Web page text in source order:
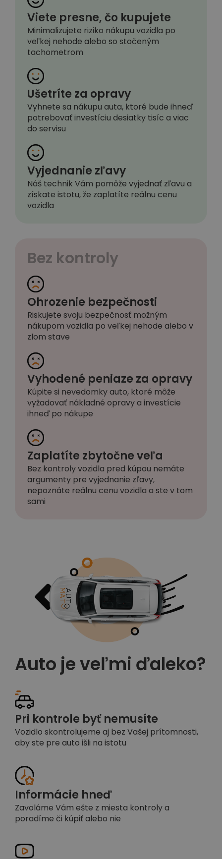
Viete presne, čo kupujete
Minimalizujete riziko nákupu vozidla po
veľkej nehode alebo so stočeným
tachometrom
Ušetríte za opravy
Vyhnete sa nákupu auta, ktoré bude ihneď
potrebovať investíciu desiatky tisíc a viac
do servisu
Vyjednanie zľavy
Náš technik Vám pomôže vyjednať zľavu a
získate istotu, že zaplatíte reálnu cenu
vozidla
Bez kontroly
Ohrozenie bezpečnosti
Riskujete svoju bezpečnosť možným
nákupom vozidla po veľkej nehode alebo v
zlom stave
Vyhodené peniaze za opravy
Kúpite si nevedomky auto, ktoré môže
vyžadovať nákladné opravy a investície
ihneď po nákupe
Zaplatíte zbytočne veľa
Bez kontroly vozidla pred kúpou nemáte
argumenty pre vyjednanie zľavy,
nepoznáte reálnu cenu vozidla a ste v tom
sami
Auto je veľmi ďaleko?
Pri kontrole byť nemusíte
Vozidlo skontrolujeme aj bez Vašej prítomnosti,
aby ste pre auto išli na istotu
Informácie hneď
Zavoláme Vám ešte z miesta kontroly a
poradíme či kúpiť alebo nie